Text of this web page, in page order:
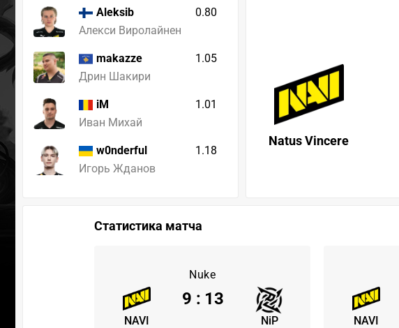
Aleksib
Алекси Виролайнен
0.80
makazze
Дрин Шакири
1.05
iM
Иван Михай
1.01
w0nderful
Игорь Жданов
1.18
Natus Vincere
Статистика матча
Nuke
NAVI NiP
9 : 13
NAVI